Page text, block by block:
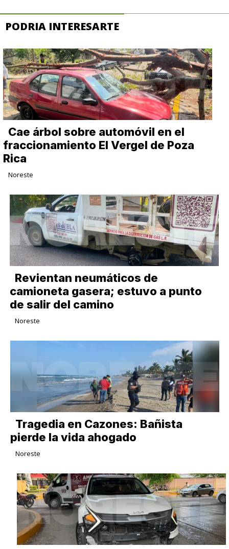
PODRIA INTERESARTE
Cae árbol sobre automóvil en el
fraccionamiento El Vergel de Poza
Rica
Noreste
Revientan neumáticos de
camioneta gasera; estuvo a punto
de salir del camino
Noreste
Tragedia en Cazones: Bañista
pierde la vida ahogado
Noreste